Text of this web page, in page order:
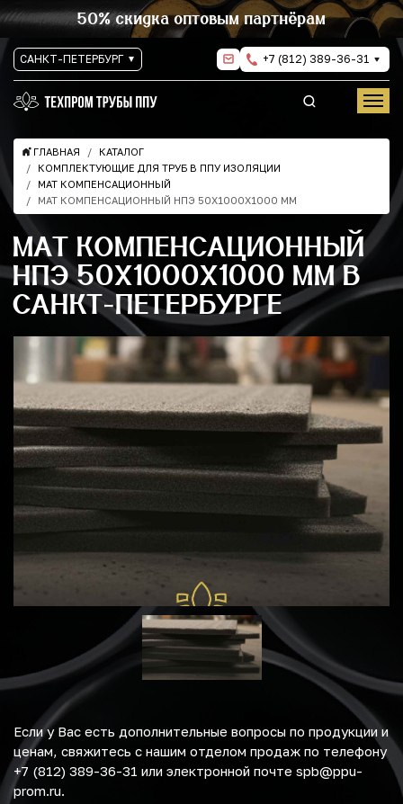
50% скидка оптовым партнёрам
САНКТ-ПЕТЕРБУРГ +7 (812) 389-36-31
ГЛАВНАЯ
КАТАЛОГ
КОМПЛЕКТУЮЩИЕ ДЛЯ ТРУБ В ППУ ИЗОЛЯЦИИ
МАТ КОМПЕНСАЦИОННЫЙ
МАТ КОМПЕНСАЦИОННЫЙ НПЭ 50Х1000Х1000 ММ
МАТ КОМПЕНСАЦИОННЫЙ
НПЭ 50Х1000Х1000 ММ В
САНКТ-ПЕТЕРБУРГЕ
Если у Вас есть дополнительные вопросы по продукции и
ценам, свяжитесь с нашим отделом продаж по телефону
+7 (812) 389-36-31 или электронной почте spb@ppu-
prom.ru.